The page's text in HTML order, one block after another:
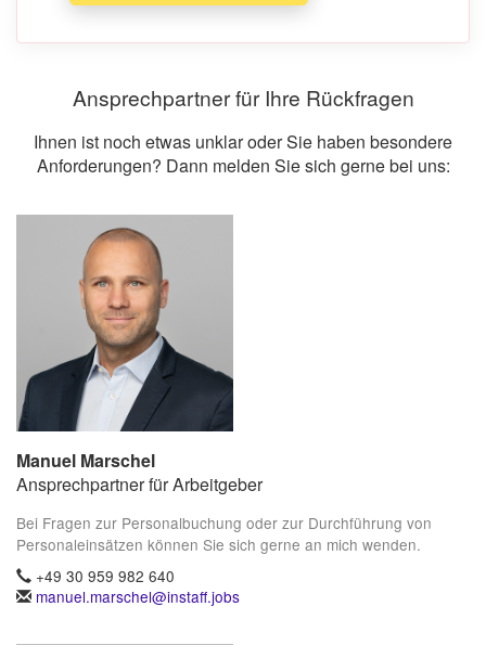
Ansprechpartner für Ihre Rückfragen
Ihnen ist noch etwas unklar oder Sie haben besondere
Anforderungen? Dann melden Sie sich gerne bei uns:
Manuel Marschel
Ansprechpartner für Arbeitgeber
Bei Fragen zur Personalbuchung oder zur Durchführung von
Personaleinsätzen können Sie sich gerne an mich wenden.
+49 30 959 982 640
manuel.marschel@instaff.jobs